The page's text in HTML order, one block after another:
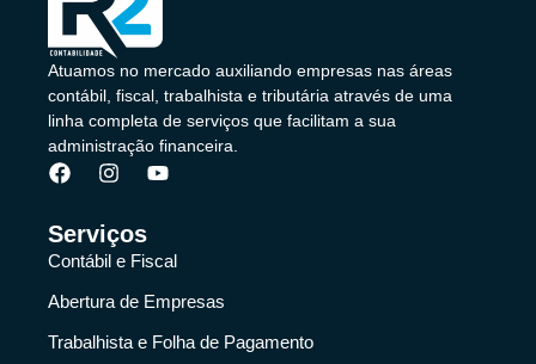
Atuamos no mercado auxiliando empresas nas áreas
contábil, fiscal, trabalhista e tributária através de uma
linha completa de serviços que facilitam a sua
administração financeira.
Serviços
Contábil e Fiscal
Abertura de Empresas
Trabalhista e Folha de Pagamento